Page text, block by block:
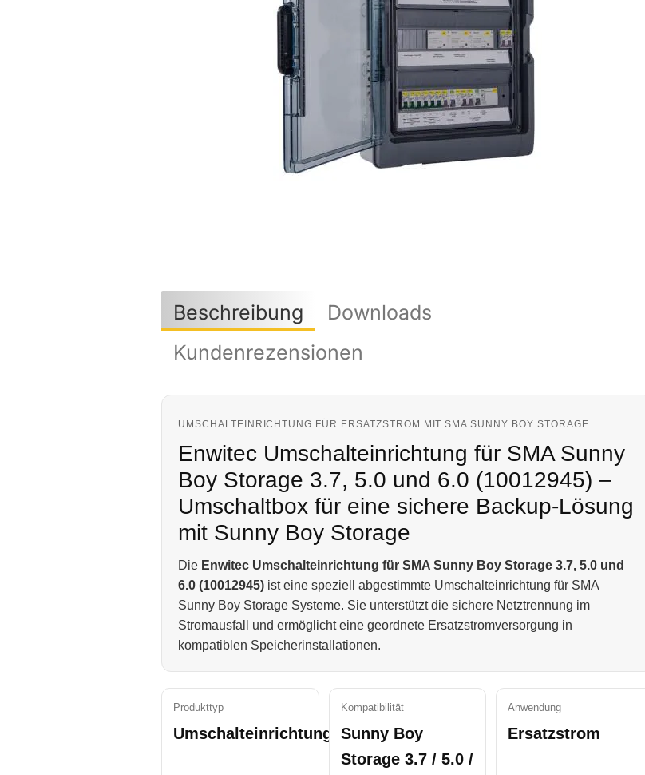
Beschreibung
Downloads
Kundenrezensionen
UMSCHALTEINRICHTUNG FÜR ERSATZSTROM MIT SMA SUNNY BOY STORAGE
Enwitec Umschalteinrichtung für SMA Sunny
Boy Storage 3.7, 5.0 und 6.0 (10012945) –
Umschaltbox für eine sichere Backup-Lösung
mit Sunny Boy Storage
Die Enwitec Umschalteinrichtung für SMA Sunny Boy Storage 3.7, 5.0 und
6.0 (10012945) ist eine speziell abgestimmte Umschalteinrichtung für SMA
Sunny Boy Storage Systeme. Sie unterstützt die sichere Netztrennung im
Stromausfall und ermöglicht eine geordnete Ersatzstromversorgung in
kompatiblen Speicherinstallationen.
Produkttyp
Umschalteinrichtung
Kompatibilität
Sunny Boy
Storage 3.7 / 5.0 /
Anwendung
Ersatzstrom